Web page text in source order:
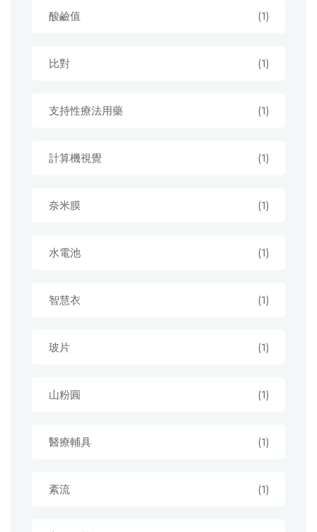
酸鹼值 (1)
比對 (1)
支持性療法用藥 (1)
計算機視覺 (1)
奈米膜 (1)
水電池 (1)
智慧衣 (1)
玻片 (1)
山粉圓 (1)
醫療輔具 (1)
紊流 (1)